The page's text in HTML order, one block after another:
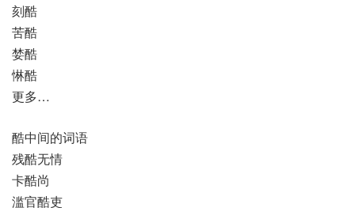
刻酷
苦酷
婪酷
惏酷
更多…
酷中间的词语
残酷无情
卡酷尚
滥官酷吏